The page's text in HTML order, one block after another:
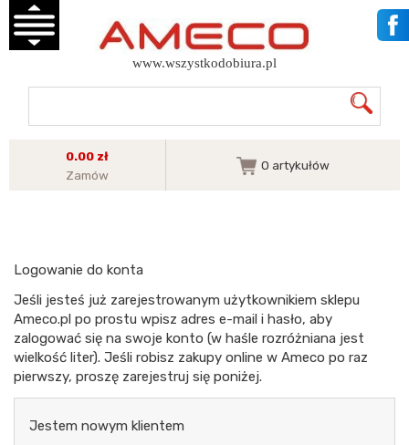
www.wszystkodobiura.pl
0.00 zł
Zamów
0 artykułów
Logowanie do konta
Jeśli jesteś już zarejestrowanym użytkownikiem sklepu
Ameco.pl po prostu wpisz adres e-mail i hasło, aby
zalogować się na swoje konto (w haśle rozróżniana jest
wielkość liter). Jeśli robisz zakupy online w Ameco po raz
pierwszy, proszę zarejestruj się poniżej.
Jestem nowym klientem